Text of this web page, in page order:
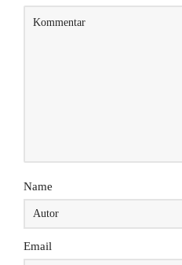
Name
Email